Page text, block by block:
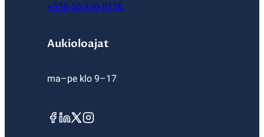
+358 50 336 6128
Aukioloajat
ma–pe klo 9–17